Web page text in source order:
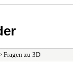
Fragen zu 3D